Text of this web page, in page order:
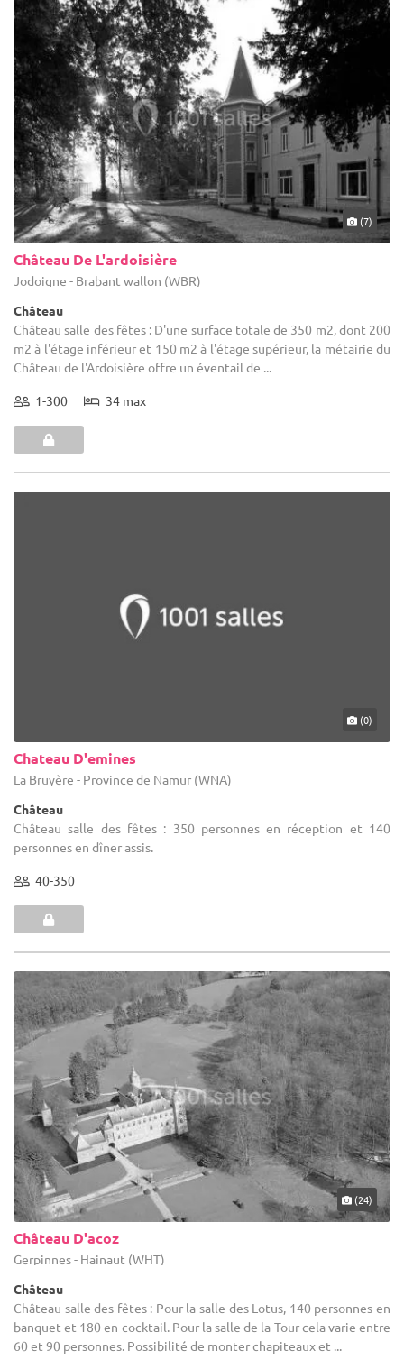
(7)
Château De L'ardoisière
Jodoigne - Brabant wallon (WBR)
Château
Château salle des fêtes : D'une surface totale de 350 m2, dont 200
m2 à l'étage inférieur et 150 m2 à l'étage supérieur, la métairie du
Château de l'Ardoisière offre un éventail de ...
1-300 34 max
(0)
Chateau D'emines
La Bruyère - Province de Namur (WNA)
Château
Château salle des fêtes : 350 personnes en réception et 140
personnes en dîner assis.
40-350
(24)
Château D'acoz
Gerpinnes - Hainaut (WHT)
Château
Château salle des fêtes : Pour la salle des Lotus, 140 personnes en
banquet et 180 en cocktail. Pour la salle de la Tour cela varie entre
60 et 90 personnes. Possibilité de monter chapiteaux et ...